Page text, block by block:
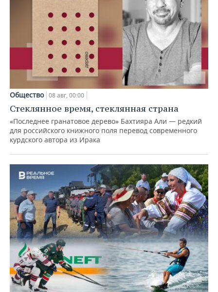
Общество 08 авг, 00:00
Стеклянное время, стеклянная страна
«Последнее гранатовое дерево» Бахтияра Али — редкий
для российского книжного поля перевод современного
курдского автора из Ирака